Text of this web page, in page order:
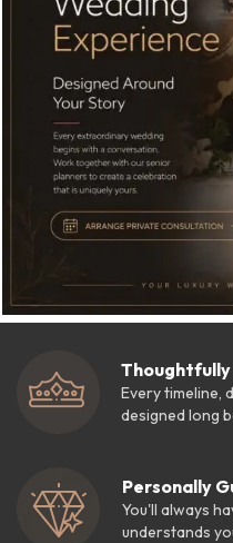
Thoughtfully
Every timeline,
designed long
Personally
You'll always
understands